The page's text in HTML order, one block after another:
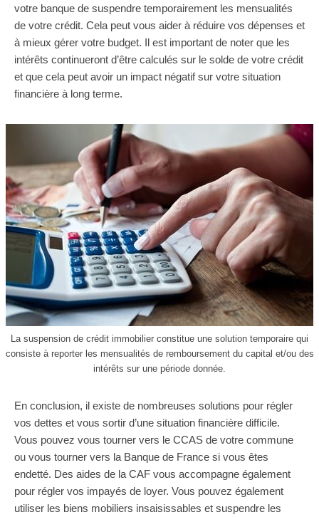
votre banque de suspendre temporairement les mensualités
de votre crédit. Cela peut vous aider à réduire vos dépenses et
à mieux gérer votre budget. Il est important de noter que les
intérêts continueront d’être calculés sur le solde de votre crédit
et que cela peut avoir un impact négatif sur votre situation
financière à long terme.
La suspension de crédit immobilier constitue une solution temporaire qui
consiste à reporter les mensualités de remboursement du capital et/ou des
intérêts sur une période donnée.
En conclusion, il existe de nombreuses solutions pour régler
vos dettes et vous sortir d’une situation financière difficile.
Vous pouvez vous tourner vers le CCAS de votre commune
ou vous tourner vers la Banque de France si vous êtes
endetté. Des aides de la CAF vous accompagne également
pour régler vos impayés de loyer. Vous pouvez également
utiliser les biens mobiliers insaisissables et suspendre les